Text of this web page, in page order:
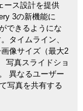
ース設計を提供
3の新機能に
できるようにな
タイムライン、
像サイズ（最大2
写真スライドショ
異なるユーザー
写真を共有する